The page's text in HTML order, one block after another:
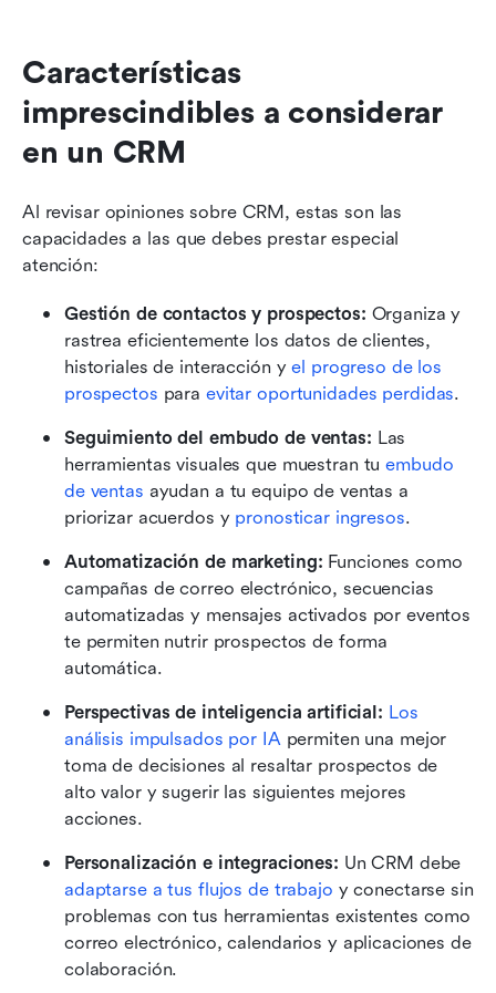
Características
imprescindibles a considerar
en un CRM
Al revisar opiniones sobre CRM, estas son las
capacidades a las que debes prestar especial
atención:
Gestión de contactos y prospectos: Organiza y
rastrea eficientemente los datos de clientes,
historiales de interacción y el progreso de los
prospectos para evitar oportunidades perdidas.
Seguimiento del embudo de ventas: Las
herramientas visuales que muestran tu embudo
de ventas ayudan a tu equipo de ventas a
priorizar acuerdos y pronosticar ingresos.
Automatización de marketing: Funciones como
campañas de correo electrónico, secuencias
automatizadas y mensajes activados por eventos
te permiten nutrir prospectos de forma
automática.
Perspectivas de inteligencia artificial: Los
análisis impulsados por IA permiten una mejor
toma de decisiones al resaltar prospectos de
alto valor y sugerir las siguientes mejores
acciones.
Personalización e integraciones:
adaptarse a tus flujos de trabajo y conectarse sin
problemas con tus herramientas existentes como
correo electrónico, calendarios y aplicaciones de
colaboración.